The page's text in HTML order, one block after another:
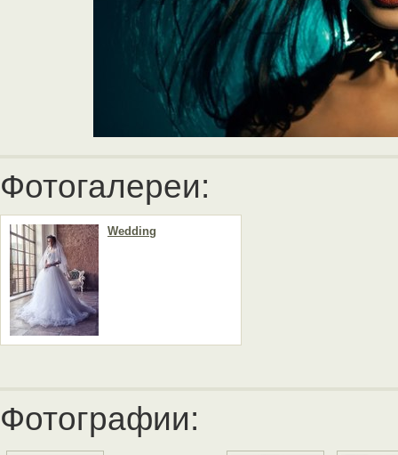
Фотогалереи:
Wedding
Фотографии: